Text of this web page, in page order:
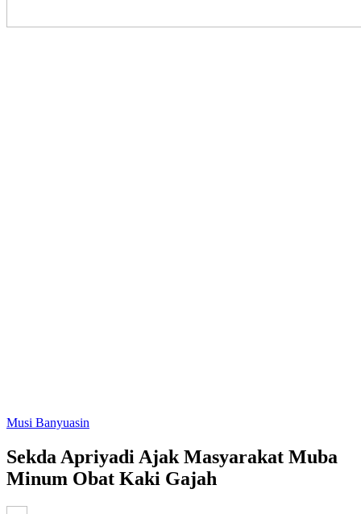
Musi Banyuasin
Sekda Apriyadi Ajak Masyarakat Muba
Minum Obat Kaki Gajah